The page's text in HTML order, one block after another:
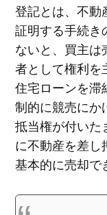
登記とは、不動
証明する手続き
ないと、買主は
者として権利を
住宅ローンを滞
制的に競売にか
抵当権が付いた
に不動産を差し
基本的に売却で